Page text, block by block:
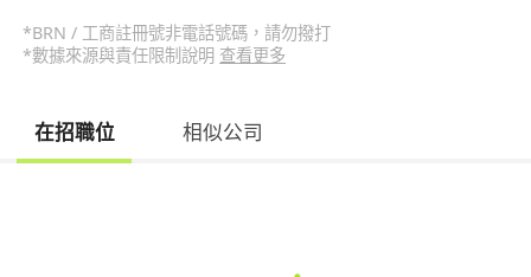
*BRN / 工商註冊號非電話號碼，請勿撥打
*數據來源與責任限制說明 查看更多
在招職位 相似公司